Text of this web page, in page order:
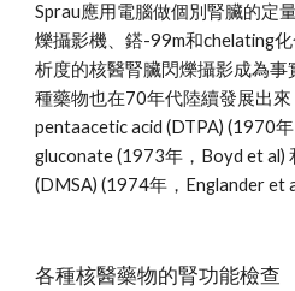
Sprau應用電腦做個別腎臟的定
爍攝影機、鎝-99m和chelating
析度的核醫腎臟閃爍攝影成為
種藥物也在70年代陸續發展出
pentaacetic acid (DTPA) (1970年
gluconate (1973年，Boyd et al)
(DMSA) (1974年，Englander et
各種核醫藥物的腎功能檢查